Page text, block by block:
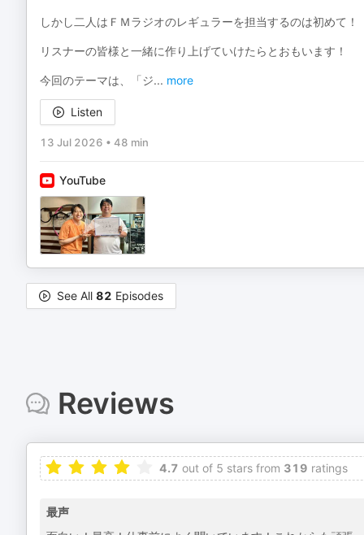
しかし二人はＦＭラジオのレギュラーを担当するのは初めて！
リスナーの皆様と一緒に作り上げていけたらとおもいます！
今回のテーマは、「ジ... more
Listen
13 Jul 2026 • 48 min
YouTube
See All 82 Episodes
Reviews
4.7 out of 5 stars from 319 ratings
最声